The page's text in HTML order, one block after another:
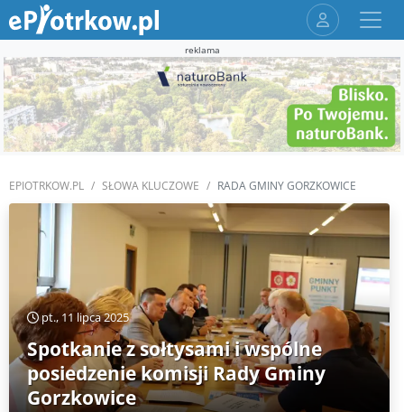
reklama
EPIOTRKOW.PL SŁOWA KLUCZOWE RADA GMINY GORZKOWICE
pt., 11 lipca 2025
Spotkanie z sołtysami i wspólne
posiedzenie komisji Rady Gminy
Gorzkowice